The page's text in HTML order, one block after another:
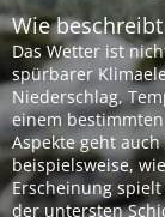
Wie
Das Wetter ist
spürbarer
Niederschlag,
einem
Aspekte geht
beispielsweise,
Erscheinung
der untersten